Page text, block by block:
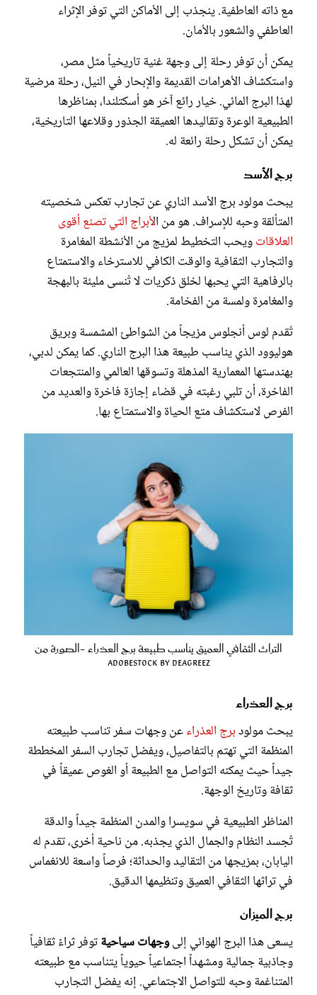
مع ذاته العاطفية. ينجذب إلى الأماكن التي توفر الإثراء
العاطفي والشعور بالأمان.
يمكن أن توفر رحلة إلى وجهة غنية تاريخياً مثل مصر،
واستكشاف الأهرامات القديمة والإبحار في النيل، رحلة مرضية
لهذا البرج المائي. خيار رائع آخر هو أسكتلندا، بمناظرها
الطبيعية الوعرة وتقاليدها العميقة الجذور وقلاعها التاريخية،
يمكن أن تشكل رحلة رائعة له.
برج الأسد
يبحث مولود برج الأسد الناري عن تجارب تعكس شخصيته
المتألقة وحبه للإسراف. هو من الأبراج التي تصنع أقوى
العلاقاتويحب التخطيط لمزيج من الأنشطة المغامرة
والتجارب الثقافية والوقت الكافي للاسترخاء والاستمتاع
بالرفاهية التي يحبها لخلق ذكريات لا تُنسى مليئة بالبهجة
والمغامرة ولمسة من الفخامة.
تُقدم لوس أنجلوس مزيجاً من الشواطئ المشمسة وبريق
هوليوود الذي يناسب طبيعة هذا البرج الناري. كما يمكن لدبي،
بهندستها المعمارية المذهلة وتسوقها العالمي والمنتجعات
الفاخرة، أن تلبي رغبته في قضاء إجازة فاخرة والعديد من
الفرص لاستكشاف متع الحياة والاستمتاع بها.
التراث الثقافي العميق يناسب طبيعة برج العذراء -الصورة من
AdobeStock By deagreez
برج العذراء
يبحث مولودبرج العذراءعن وجهات سفر تناسب طبيعته
المنظمة التي تهتم بالتفاصيل، ويفضل تجارب السفر المخططة
جيداً حيث يمكنه التواصل مع الطبيعة أو الغوص عميقاً في
ثقافة وتاريخ الوجهة.
المناظر الطبيعية في سويسرا والمدن المنظمة جيداً والدقة
تُجسد النظام والجمال الذي يجذبه. من ناحية أخرى، تقدم له
اليابان، بمزيجها من التقاليد والحداثة؛ فرصاً واسعة للانغماس
في تراثها الثقافي العميق وتنظيمها الدقيق.
برج الميزان
يسعى هذا البرج الهوائي إلىوجهات سياحيةتوفر ثراءً ثقافياً
وجاذبية جمالية ومشهداً اجتماعياً حيوياً يتناسب مع طبيعته
المتناغمة وحبه للتواصل الاجتماعي. إنه يفضل التجارب